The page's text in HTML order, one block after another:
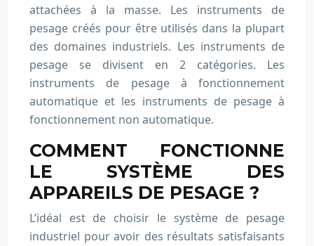
attachées à la masse. Les instruments de
pesage créés pour être utilisés dans la plupart
des domaines industriels. Les instruments de
pesage se divisent en 2 catégories. Les
instruments de pesage à fonctionnement
automatique et les instruments de pesage à
fonctionnement non automatique.
COMMENT FONCTIONNE
LE SYSTÈME DES
APPAREILS DE PESAGE ?
L’idéal est de choisir le système de pesage
industriel pour avoir des résultats satisfaisants